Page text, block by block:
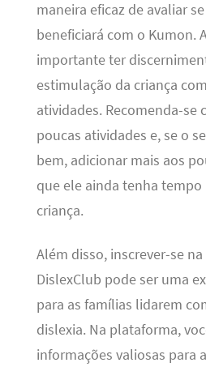
maneira eficaz de avaliar
beneficiará com o Kumon.
importante ter
estimulação da criança
atividades. Recomenda-se
poucas atividades e, se o
bem, adicionar mais aos
que ele ainda tenha tempo
criança.
Além disso, inscrever-se
DislexClub pode ser uma
para as famílias lidarem
dislexia. Na plataforma,
informações valiosas para